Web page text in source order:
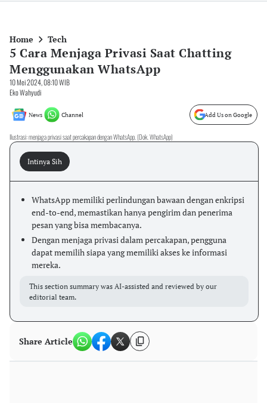
Home Tech
5 Cara Menjaga Privasi Saat Chatting
Menggunakan WhatsApp
10 Mei 2024, 08:10 WIB
Eko Wahyudi
News Channel Add Us on Google
Ilustrasi: menjaga privasi saat percakapan dengan WhatsApp. (Dok. WhatsApp)
Intinya Sih
WhatsApp memiliki perlindungan bawaan dengan enkripsi
end-to-end, memastikan hanya pengirim dan penerima
pesan yang bisa membacanya.
Dengan menjaga privasi dalam percakapan, pengguna
dapat memilih siapa yang memiliki akses ke informasi
mereka.
This section summary was AI-assisted and reviewed by our
editorial team.
Share Article